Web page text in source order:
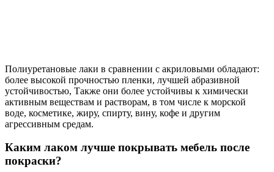
Полиуретановые лаки в сравнении с акриловыми обладают:
более высокой прочностью пленки, лучшей абразивной
устойчивостью, Также они более устойчивы к химически
активным веществам и растворам, в том числе к морской
воде, косметике, жиру, спирту, вину, кофе и другим
агрессивным средам.
Каким лаком лучше покрывать мебель после
покраски?